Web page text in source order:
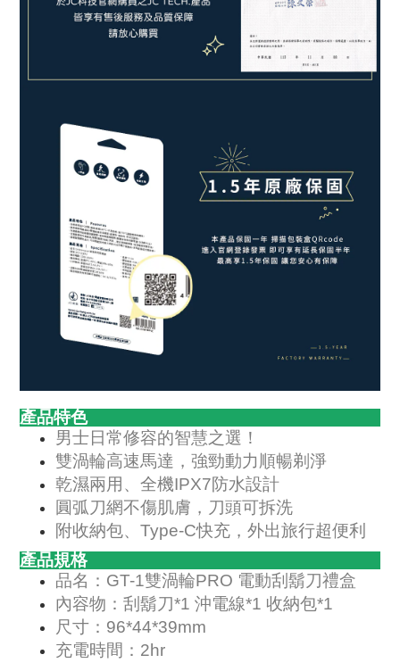
產品特色
男士日常修容的智慧之選！
雙渦輪高速馬達，強勁動力順暢剃淨
乾濕兩用、全機IPX7防水設計
圓弧刀網不傷肌膚，刀頭可拆洗
附收納包、Type-C快充，外出旅行超便利
產品規格
品名：GT-1雙渦輪PRO 電動刮鬍刀禮盒
內容物：刮鬍刀*1 沖電線*1 收納包*1
尺寸：96*44*39mm
充電時間：2hr